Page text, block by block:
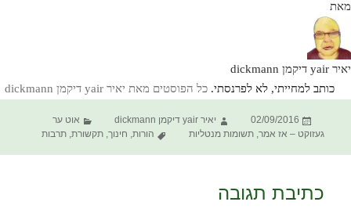
מאת
יאיר yair דיקמן dickmann
כותב למחייתי, לא לפרנסתי. כל הפוסטים מאת יאיר yair דיקמן dickmann‏
פורסם
בתאריך
02/09/2016 מחבר
יאיר yair דיקמן dickmann קטגוריות
אוט ער
געזוקט – אז אמר,תשומות מנטליות תגיות
הורות, חינוך,תקשורת,תרבות
כתיבת תגובה